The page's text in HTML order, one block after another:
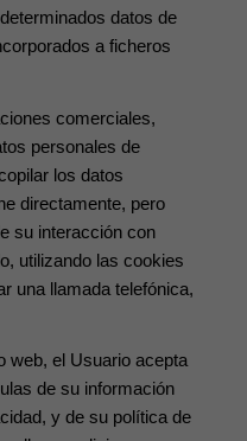
datos de
a ficheros
comerciales,
personales de
los datos
directamente, pero
su interacción con
utilizando las cookies
una llamada telefónica,
web, el Usuario acepta
de su información
y de su política de